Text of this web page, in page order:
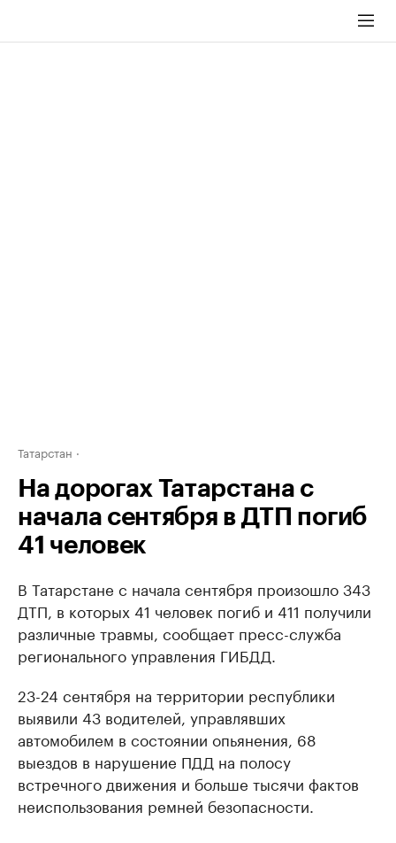
Татарстан
На дорогах Татарстана с
начала сентября в ДТП погиб
41 человек
В Татарстане с начала сентября произошло 343
ДТП, в которых 41 человек погиб и 411 получили
различные травмы, сообщает пресс-служба
регионального управления ГИБДД.
23-24 сентября на территории республики
выявили 43 водителей, управлявших
автомобилем в состоянии опьянения, 68
выездов в нарушение ПДД на полосу
встречного движения и больше тысячи фактов
неиспользования ремней безопасности.